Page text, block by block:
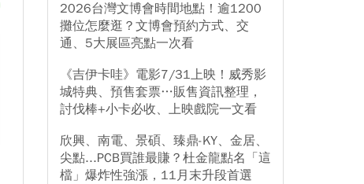
2026台灣文博會時間地點！逾1200
攤位怎麼逛？文博會預約方式、交
通、5大展區亮點一次看
《吉伊卡哇》電影7/31上映！威秀影
城特典、預售套票…販售資訊整理，
討伐棒+小卡必收、上映戲院一文看
欣興、南電、景碩、臻鼎-KY、金居、
尖點...PCB買誰最賺？杜金龍點名「這
檔」爆炸性強漲，11月末升段首選